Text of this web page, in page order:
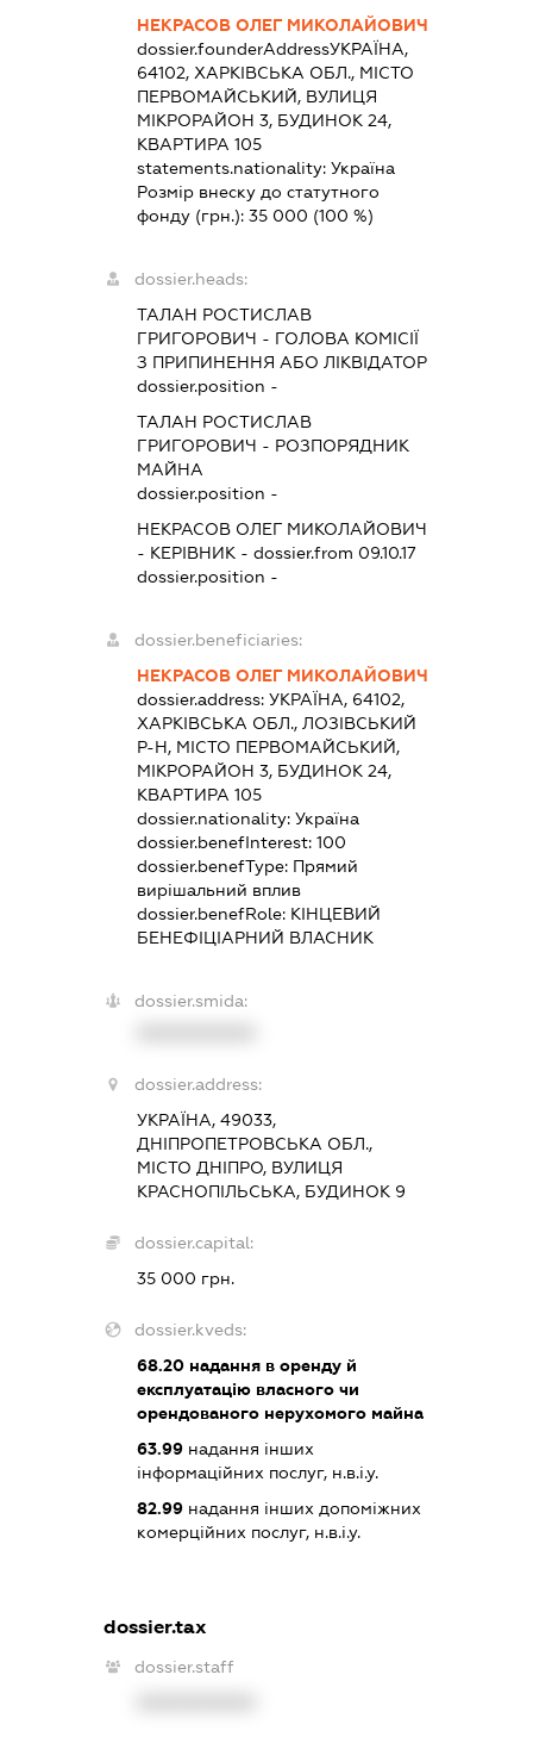
НЕКРАСОВ ОЛЕГ МИКОЛАЙОВИЧ
dossier.founderAddressУКРАЇНА,
64102, ХАРКІВСЬКА ОБЛ., МІСТО
ПЕРВОМАЙСЬКИЙ, ВУЛИЦЯ
МІКРОРАЙОН 3, БУДИНОК 24,
КВАРТИРА 105
statements.nationality: Україна
Розмір внеску до статутного
фонду (грн.): 35 000 (100 %)
dossier.heads:
ТАЛАН РОСТИСЛАВ
ГРИГОРОВИЧ - ГОЛОВА КОМІСІЇ
З ПРИПИНЕННЯ АБО ЛІКВІДАТОР
dossier.position -
ТАЛАН РОСТИСЛАВ
ГРИГОРОВИЧ - РОЗПОРЯДНИК
МАЙНА
dossier.position -
НЕКРАСОВ ОЛЕГ МИКОЛАЙОВИЧ
- КЕРІВНИК - dossier.from 09.10.17
dossier.position -
dossier.beneficiaries:
НЕКРАСОВ ОЛЕГ МИКОЛАЙОВИЧ
dossier.address: УКРАЇНА, 64102,
ХАРКІВСЬКА ОБЛ., ЛОЗІВСЬКИЙ
Р-Н, МІСТО ПЕРВОМАЙСЬКИЙ,
МІКРОРАЙОН 3, БУДИНОК 24,
КВАРТИРА 105
dossier.nationality: Україна
dossier.benefInterest: 100
dossier.benefType: Прямий
вирішальний вплив
dossier.benefRole: КІНЦЕВИЙ
БЕНЕФІЦІАРНИЙ ВЛАСНИК
dossier.smida:
dossier.address:
УКРАЇНА, 49033,
ДНІПРОПЕТРОВСЬКА ОБЛ.,
МІСТО ДНІПРО, ВУЛИЦЯ
КРАСНОПІЛЬСЬКА, БУДИНОК 9
dossier.capital:
35 000 грн.
dossier.kveds:
68.20надання в оренду й
експлуатацію власного чи
орендованого нерухомого майна
63.99надання інших
інформаційних послуг, н.в.і.у.
82.99надання інших допоміжних
комерційних послуг, н.в.і.у.
dossier.tax
dossier.staff